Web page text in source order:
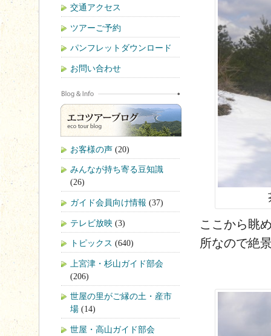
ここから眺
所なので絶
交通アクセス
ツアーご予約
パンフレットダウンロード
お問い合わせ
お客様の声 (20)
みんなが持ち寄る豆知識
(26)
ガイド会員向け情報 (37)
テレビ放映 (3)
トピックス (640)
上宮津・杉山ガイド部会
(206)
世屋の里がご縁の土・産市
場 (14)
世屋・高山ガイド部会